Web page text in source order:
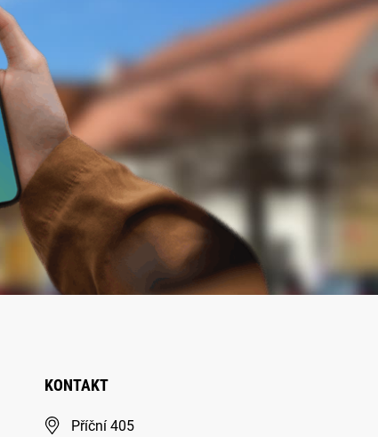
KONTAKT
Příční 405